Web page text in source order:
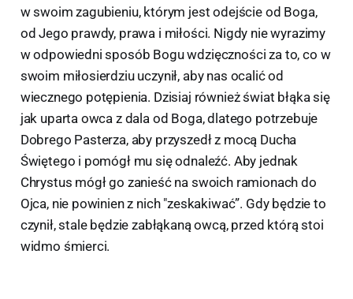
w swoim zagubieniu, którym jest odejście od Boga,
od Jego prawdy, prawa i miłości. Nigdy nie wyrazimy
w odpowiedni sposób Bogu wdzięczności za to, co w
swoim miłosierdziu uczynił, aby nas ocalić od
wiecznego potępienia. Dzisiaj również świat błąka się
jak uparta owca z dala od Boga, dlatego potrzebuje
Dobrego Pasterza, aby przyszedł z mocą Ducha
Świętego i pomógł mu się odnaleźć. Aby jednak
Chrystus mógł go zanieść na swoich ramionach do
Ojca, nie powinien z nich "zeskakiwać”. Gdy będzie to
czynił, stale będzie zabłąkaną owcą, przed którą stoi
widmo śmierci.